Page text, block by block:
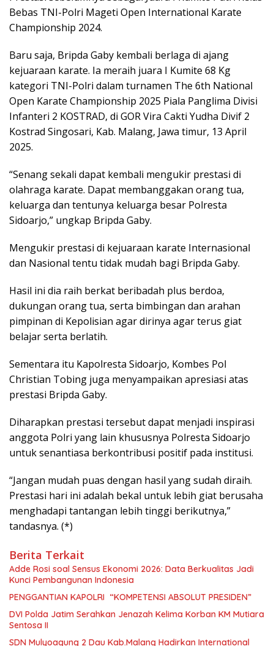
Bebas TNI-Polri Mageti Open International Karate
Championship 2024.
Baru saja, Bripda Gaby kembali berlaga di ajang
kejuaraan karate. Ia meraih juara I Kumite 68 Kg
kategori TNI-Polri dalam turnamen The 6th National
Open Karate Championship 2025 Piala Panglima Divisi
Infanteri 2 KOSTRAD, di GOR Vira Cakti Yudha Divif 2
Kostrad Singosari, Kab. Malang, Jawa timur, 13 April
2025.
“Senang sekali dapat kembali mengukir prestasi di
olahraga karate. Dapat membanggakan orang tua,
keluarga dan tentunya keluarga besar Polresta
Sidoarjo,” ungkap Bripda Gaby.
Mengukir prestasi di kejuaraan karate Internasional
dan Nasional tentu tidak mudah bagi Bripda Gaby.
Hasil ini dia raih berkat beribadah plus berdoa,
dukungan orang tua, serta bimbingan dan arahan
pimpinan di Kepolisian agar dirinya agar terus giat
belajar serta berlatih.
Sementara itu Kapolresta Sidoarjo, Kombes Pol
Christian Tobing juga menyampaikan apresiasi atas
prestasi Bripda Gaby.
Diharapkan prestasi tersebut dapat menjadi inspirasi
anggota Polri yang lain khususnya Polresta Sidoarjo
untuk senantiasa berkontribusi positif pada institusi.
“Jangan mudah puas dengan hasil yang sudah diraih.
Prestasi hari ini adalah bekal untuk lebih giat berusaha
menghadapi tantangan lebih tinggi berikutnya,”
tandasnya. (*)
Berita Terkait
Adde Rosi soal Sensus Ekonomi 2026: Data Berkualitas Jadi
Kunci Pembangunan Indonesia
PENGGANTIAN KAPOLRI “KOMPETENSI ABSOLUT PRESIDEN”
DVI Polda Jatim Serahkan Jenazah Kelima Korban KM Mutiara
Sentosa II
SDN Mulyoagung 2 Dau Kab.Malang Hadirkan International